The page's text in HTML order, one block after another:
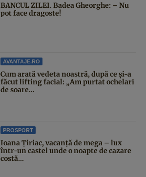
BANCUL ZILEI. Badea Gheorghe: – Nu
pot face dragoste!
AVANTAJE.RO
Cum arată vedeta noastră, după ce și-a
făcut lifting facial: „Am purtat ochelari
de soare...
PROSPORT
Ioana Țiriac, vacanță de mega – lux
într-un castel unde o noapte de cazare
costă...